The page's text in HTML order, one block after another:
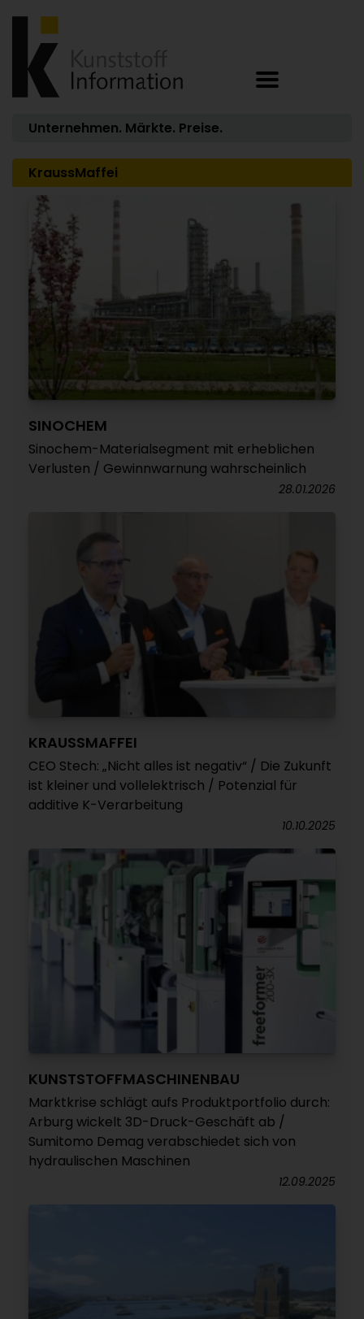
Unternehmen. Märkte. Preise.
KraussMaffei
SINOCHEM
Sinochem-Materialsegment mit erheblichen
Verlusten / Gewinnwarnung wahrscheinlich
28.01.2026
KRAUSSMAFFEI
CEO Stech: „Nicht alles ist negativ“ / Die Zukunft
ist kleiner und vollelektrisch / Potenzial für
additive K-Verarbeitung
10.10.2025
KUNSTSTOFFMASCHINENBAU
Marktkrise schlägt aufs Produktportfolio durch:
Arburg wickelt 3D-Druck-Geschäft ab /
Sumitomo Demag verabschiedet sich von
hydraulischen Maschinen
12.09.2025